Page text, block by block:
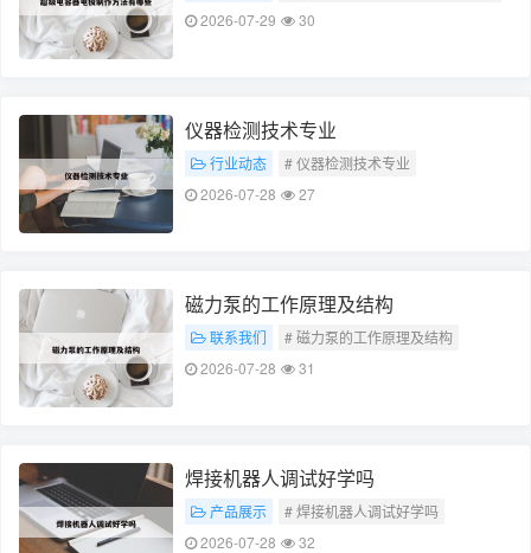
2026-07-29
30
仪器检测技术专业
行业动态
# 仪器检测技术专业
2026-07-28
27
磁力泵的工作原理及结构
联系我们
# 磁力泵的工作原理及结构
2026-07-28
31
焊接机器人调试好学吗
产品展示
# 焊接机器人调试好学吗
2026-07-28
32